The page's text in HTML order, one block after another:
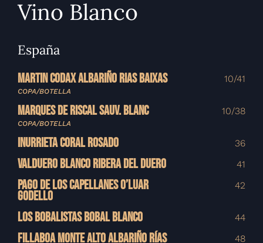
Vino Blanco
España
MARTIN CODAX ALBARIÑO RIAS BAIXAS
COPA/BOTELLA
10/41
MARQUES DE RISCAL SAUV. BLANC
COPA/BOTELLA
10/38
INURRIETA CORAL ROSADO 36
VALDUERO BLANCO RIBERA DEL DUERO 41
PAGO DE LOS CAPELLANES O’LUAR
GODELLO
42
LOS BOBALISTAS BOBAL BLANCO 44
FILLABOA MONTE ALTO ALBARIÑO RÍAS 48